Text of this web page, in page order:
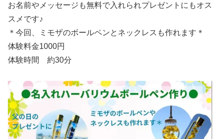
お名前やメッセージも無料で入れられプレゼントにもオス
スメです♪
＊今回、ミモザのボールペンとネックレスも作れます＊
体験料金1000円
体験時間 約30分